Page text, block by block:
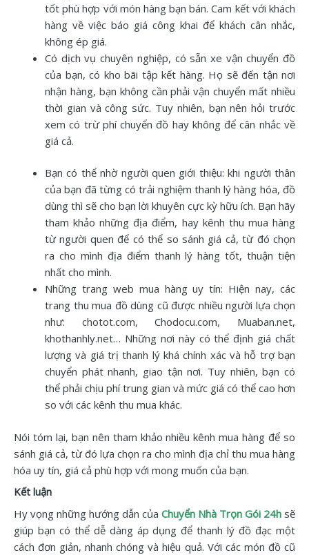
tốt phù hợp với món hàng bạn bán. Cam kết với khách
hàng về việc báo giá công khai để khách cân nhắc,
không ép giá.
Có dịch vụ chuyên nghiệp, có sẵn xe vận chuyển đồ
của bạn, có kho bãi tập kết hàng. Họ sẽ đến tận nơi
nhận hàng, bạn không cần phải vận chuyển mất nhiều
thời gian và công sức. Tuy nhiên, bạn nên hỏi trước
xem có trừ phí chuyển đồ hay không để cân nhắc về
giá cả.
Bạn có thể nhờ người quen giới thiệu: khi người thân
của bạn đã từng có trải nghiệm thanh lý hàng hóa, đồ
dùng thì sẽ cho bạn lời khuyên cực kỳ hữu ích. Bạn hãy
tham khảo những địa điểm, hay kênh thu mua hàng
từ người quen để có thể so sánh giá cả, từ đó chọn
ra cho mình địa điểm thanh lý hàng tốt, thuận tiện
nhất cho mình.
Những trang web mua hàng uy tín: Hiện nay, các
trang thu mua đồ dùng cũ được nhiều người lựa chọn
như: chotot.com, Chodocu.com, Muaban.net,
khothanhly.net… Những nơi này có thể định giá chất
lượng và giá trị thanh lý khá chính xác và hỗ trợ bạn
chuyển phát nhanh, giao tận nơi. Tuy nhiên, bạn có
thể phải chịu phí trung gian và mức giá có thể cao hơn
so với các kênh thu mua khác.
Nói tóm lại, bạn nên tham khảo nhiều kênh mua hàng để so
sánh giá cả, từ đó lựa chọn ra cho mình địa chỉ thu mua hàng
hóa uy tín, giá cả phù hợp với mong muốn của bạn.
Kết luận
Hy vọng những hướng dẫn của Chuyển Nhà Trọn Gói 24h sẽ
giúp bạn có thể dễ dàng áp dụng để thanh lý đồ đạc một
cách đơn giản, nhanh chóng và hiệu quả. Với các món đồ cũ